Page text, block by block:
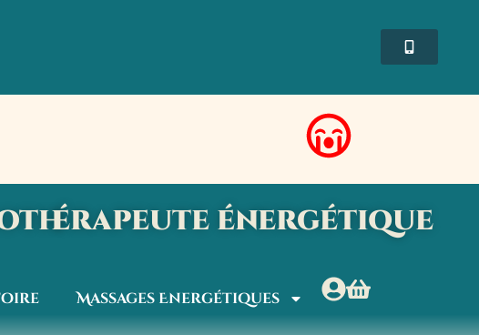
énergétique
Massages Energétiques